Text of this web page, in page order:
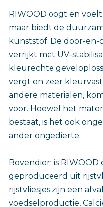
RIWOOD oogt en
maar biedt de
kunststof. De door-
verrijkt met UV-
kleurechte
vergt en zeer kleurvast
andere materialen,
voor. Hoewel het
bestaat, is het ook
ander ongedierte.
Bovendien is
geproduceerd uit
rijstvliesjes zijn een
voedselproductie,